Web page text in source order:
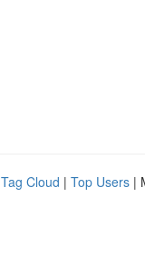
Tag Cloud | Top Users |